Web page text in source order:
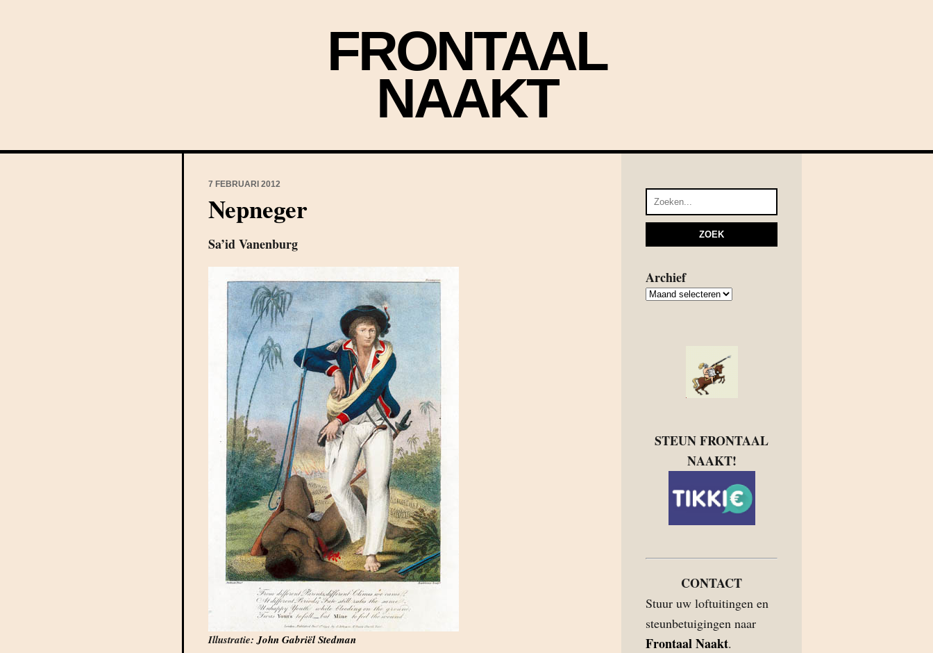
FRONTAAL
NAAKT
7 FEBRUARI 2012
Nepneger
Sa’id Vanenburg
Illustratie:John Gabriël Stedman
Archief
Archief
STEUN FRONTAAL
NAAKT!
CONTACT
Stuur uw loftuitingen en
steunbetuigingen naar
Frontaal Naakt.